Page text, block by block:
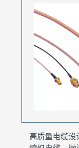
高质量电缆设